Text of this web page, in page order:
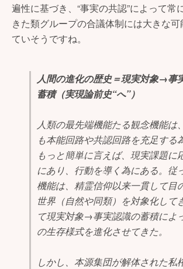
遍性に基づき、“事実の共認”によって常
きた類グループの合議体制には大きな
ていそうですね。
人間の進化の歴史＝現実対象→事
蓄積（実現論前史“へ”）
人類の最先端機能たる観念機能は
も本能回路や共認回路を充足する
もっと簡単に言えば、現実課題に
にあり、行動を導く為にある。従
機能は、精霊信仰以来一貫して目
世界（自然や同類）を対象化して
て現実対象→事実認識の蓄積によ
の生存様式を進化させてきた。
しかし、本源集団が解体された私